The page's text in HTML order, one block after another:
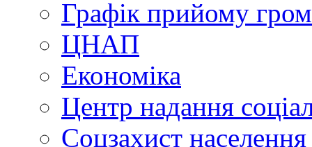
Графік прийому
ЦНАП
Економіка
Центр надання
Соцзахист населення